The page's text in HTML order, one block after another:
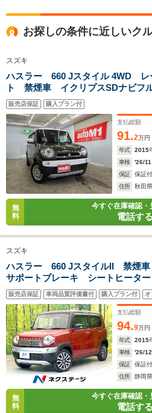
サイズ
WLTCモード
排気量
駆動方式
全高
1.82m
全幅
1.96m
ホイールベース
-
3471cc
4WD
お探しの条件に近しいク
スズキ
ハスラー 660 Jスタイル 4WD レ
ト 禁煙車 イクリプスSDナビフ
ラ Fドラレコ HID LEDフォグ F
ー ミラーヒーター ヒルディセン
リップコントロール 横滑り防止
販売店保証 購入プラン付
支払総額
91.2万円
年式
2015
車検
'26/11
保証
保証付
住所
秋田
無
料
今すぐ在庫確認・
電話する
スズキ
ハスラー 660 JスタイルII 禁煙
サポートブレーキ シートヒータ
ト スマートキー HIDヘッド
ミ オートライト オートエアコ
販売店保証 車両品質評価書付 購入プラン付
支払総額
94.9万円
年式
2015
車検
'26/12
保証
保証付
住所
静岡
無
料
今すぐ在庫確認・
電話する